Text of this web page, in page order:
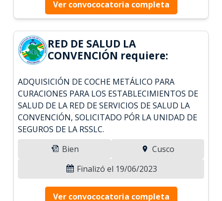
Ver convococatoria completa
RED DE SALUD LA
CONVENCIÓN requiere:
ADQUISICIÓN DE COCHE METÁLICO PARA
CURACIONES PARA LOS ESTABLECIMIENTOS DE
SALUD DE LA RED DE SERVICIOS DE SALUD LA
CONVENCIÓN, SOLICITADO PÓR LA UNIDAD DE
SEGUROS DE LA RSSLC.
Bien
Cusco
Finalizó el 19/06/2023
Ver convococatoria completa